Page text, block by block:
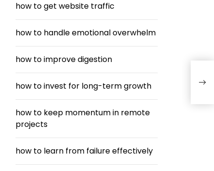
how to get website traffic
how to handle emotional overwhelm
how to improve digestion
how to invest for long-term growth
how to keep momentum in remote
projects
how to learn from failure effectively